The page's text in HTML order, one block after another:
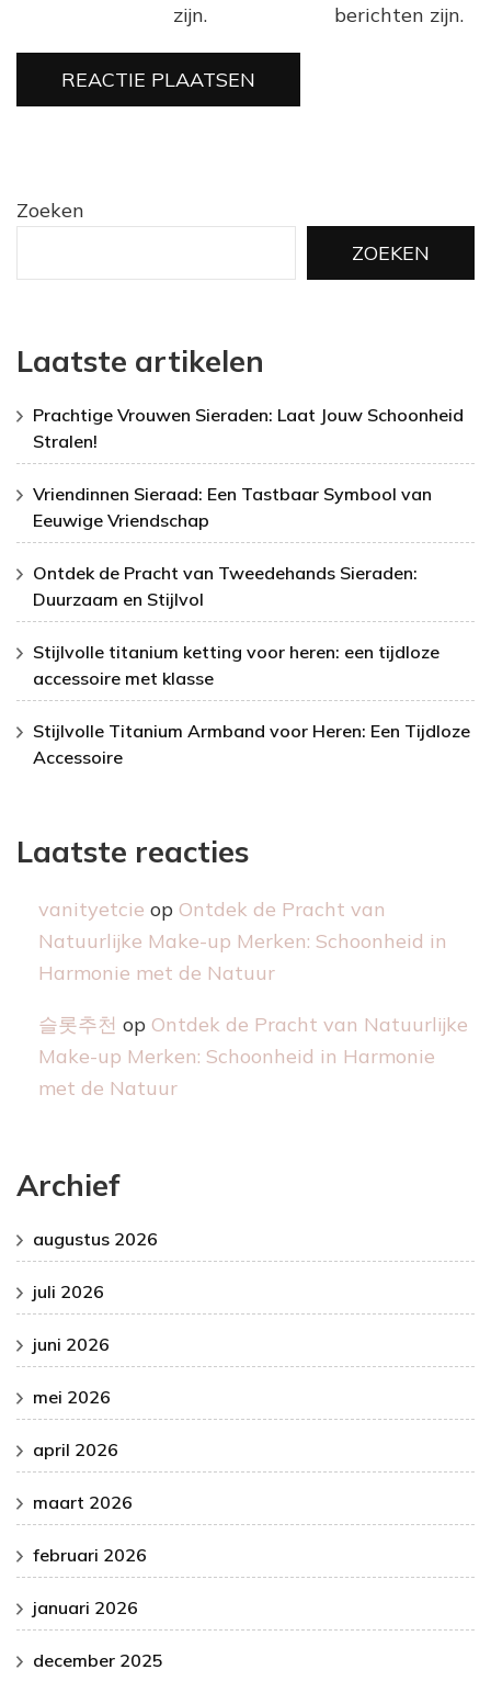
zijn.
berichten zijn.
Zoeken
ZOEKEN
Laatste artikelen
Prachtige Vrouwen Sieraden: Laat Jouw Schoonheid
Stralen!
Vriendinnen Sieraad: Een Tastbaar Symbool van
Eeuwige Vriendschap
Ontdek de Pracht van Tweedehands Sieraden:
Duurzaam en Stijlvol
Stijlvolle titanium ketting voor heren: een tijdloze
accessoire met klasse
Stijlvolle Titanium Armband voor Heren: Een Tijdloze
Accessoire
Laatste reacties
vanityetcie op Ontdek de Pracht van
Natuurlijke Make-up Merken: Schoonheid in
Harmonie met de Natuur
슬롯추천 op Ontdek de Pracht van Natuurlijke
Make-up Merken: Schoonheid in Harmonie
met de Natuur
Archief
augustus 2026
juli 2026
juni 2026
mei 2026
april 2026
maart 2026
februari 2026
januari 2026
december 2025